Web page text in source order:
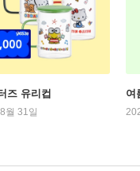
즈 유리컵
월 31일
여